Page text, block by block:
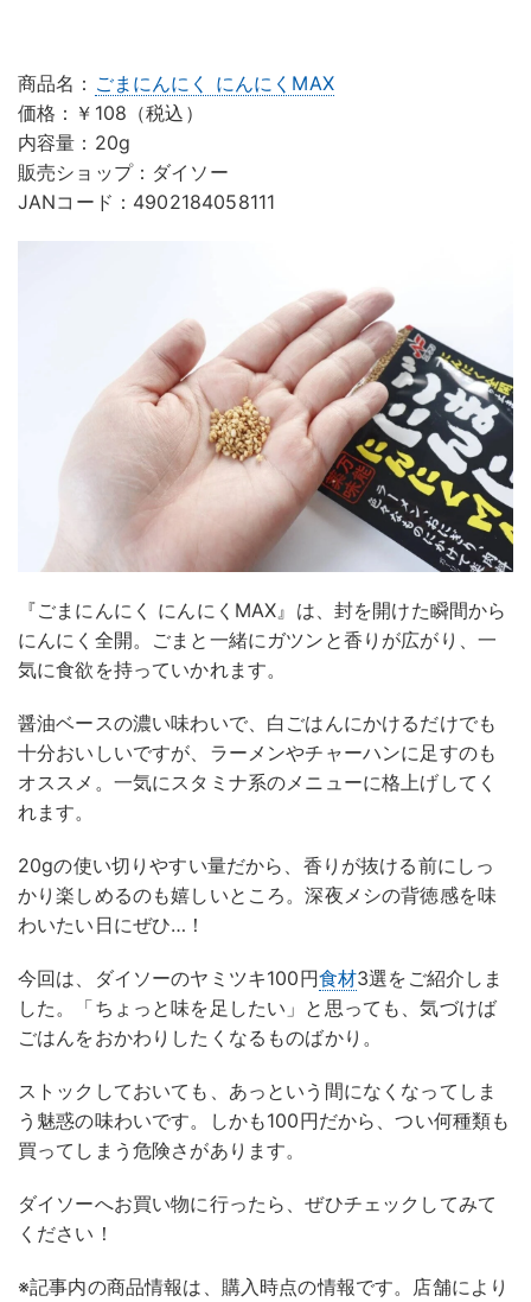
商品名： ごまにんにく にんにくMAX
価格：￥108（税込）
内容量：20g
販売ショップ：ダイソー
JANコード：4902184058111
『ごまにんにく にんにくMAX』は、封を開けた瞬間から
にんにく全開。ごまと一緒にガツンと香りが広がり、一
気に食欲を持っていかれます。
醤油ベースの濃い味わいで、白ごはんにかけるだけでも
十分おいしいですが、ラーメンやチャーハンに足すのも
オススメ。一気にスタミナ系のメニューに格上げしてく
れます。
20gの使い切りやすい量だから、香りが抜ける前にしっ
かり楽しめるのも嬉しいところ。深夜メシの背徳感を味
わいたい日にぜひ…！
今回は、ダイソーのヤミツキ100円食材3選をご紹介しま
した。「ちょっと味を足したい」と思っても、気づけば
ごはんをおかわりしたくなるものばかり。
ストックしておいても、あっという間になくなってしま
う魅惑の味わいです。しかも100円だから、つい何種類も
買ってしまう危険さがあります。
ダイソーへお買い物に行ったら、ぜひチェックしてみて
ください！
※記事内の商品情報は、購入時点の情報です。店舗により